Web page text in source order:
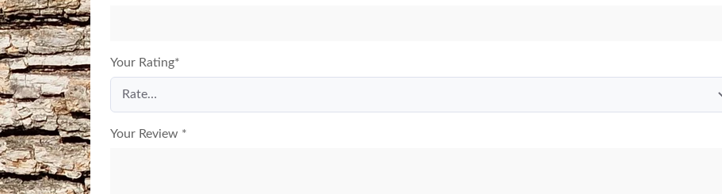
Your Rating*
Your Review *